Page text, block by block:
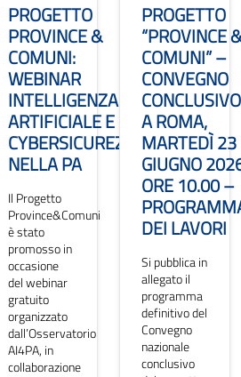
PROGETTO
PROVINCE &
COMUNI:
WEBINAR
INTELLIGENZA
ARTIFICIALE E
CYBERSICUREZZA
NELLA PA
Il Progetto
Province&Comuni
è stato
promosso in
occasione
del webinar
gratuito
organizzato
dall’Osservatorio
AI4PA, in
collaborazione
PROGETTO
“PROVINCE
COMUNI” –
CONVEGNO
CONCLUSIVO
A ROMA,
MARTEDÌ 23
GIUGNO
ORE 10.00 –
DEI LAVORI
Si pubblica in
allegato il
programma
definitivo del
Convegno
nazionale
conclusivo